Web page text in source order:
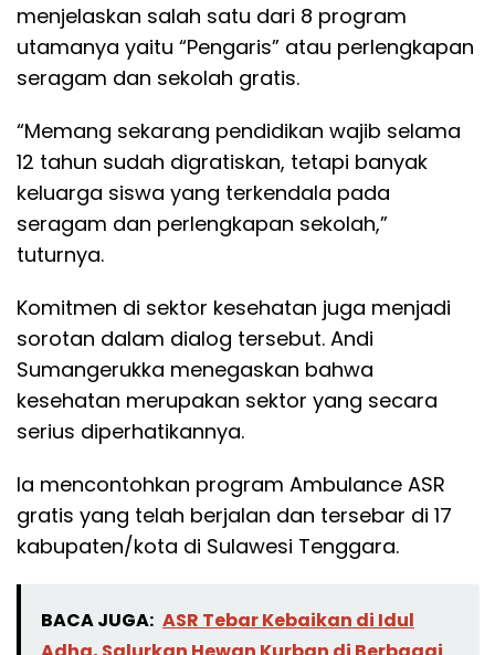
menjelaskan salah satu dari 8 program
utamanya yaitu “Pengaris” atau perlengkapan
seragam dan sekolah gratis.
“Memang sekarang pendidikan wajib selama
12 tahun sudah digratiskan, tetapi banyak
keluarga siswa yang terkendala pada
seragam dan perlengkapan sekolah,”
tuturnya.
Komitmen di sektor kesehatan juga menjadi
sorotan dalam dialog tersebut. Andi
Sumangerukka menegaskan bahwa
kesehatan merupakan sektor yang secara
serius diperhatikannya.
Ia mencontohkan program Ambulance ASR
gratis yang telah berjalan dan tersebar di 17
kabupaten/kota di Sulawesi Tenggara.
BACA JUGA: ASR Tebar Kebaikan di Idul